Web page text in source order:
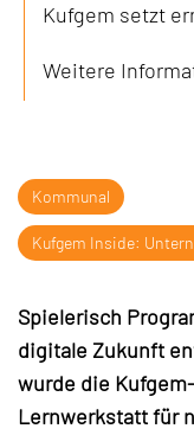
Kufgem setzt
Weitere
Kommunal
Kufgem Inside:
Spielerisch
digitale Zukunft
wurde die
Lernwerkstatt für